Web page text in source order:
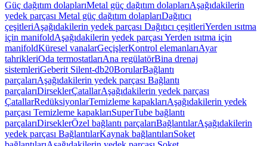
Güç dağıtım dolaplarıMetal güç dağıtım dolaplarıAşağıdakilerin
yedek parçası Metal güç dağıtım dolaplarıDağıtıcı
çeşitleriAşağıdakilerin yedek parçası Dağıtıcı çeşitleriYerden ısıtma
için manifoldAşağıdakilerin yedek parçası Yerden ısıtma için
manifoldKüresel vanalarGeçişlerKontrol elemanlarıAyar
tahrikleriOda termostatlarıAna regülatörBina drenaj
sistemleriGeberit Silent-db20BorularBağlantı
parçalarıAşağıdakilerin yedek parçası Bağlantı
parçalarıDirseklerÇatallarAşağıdakilerin yedek parçası
ÇatallarRedüksiyonlarTemizleme kapaklarıAşağıdakilerin yedek
parçası Temizleme kapaklarıSuperTube bağlantı
parçalarıDirseklerÖzel bağlantı parçalarıBağlantılarAşağıdakilerin
yedek parçası BağlantılarKaynak bağlantılarıSoket